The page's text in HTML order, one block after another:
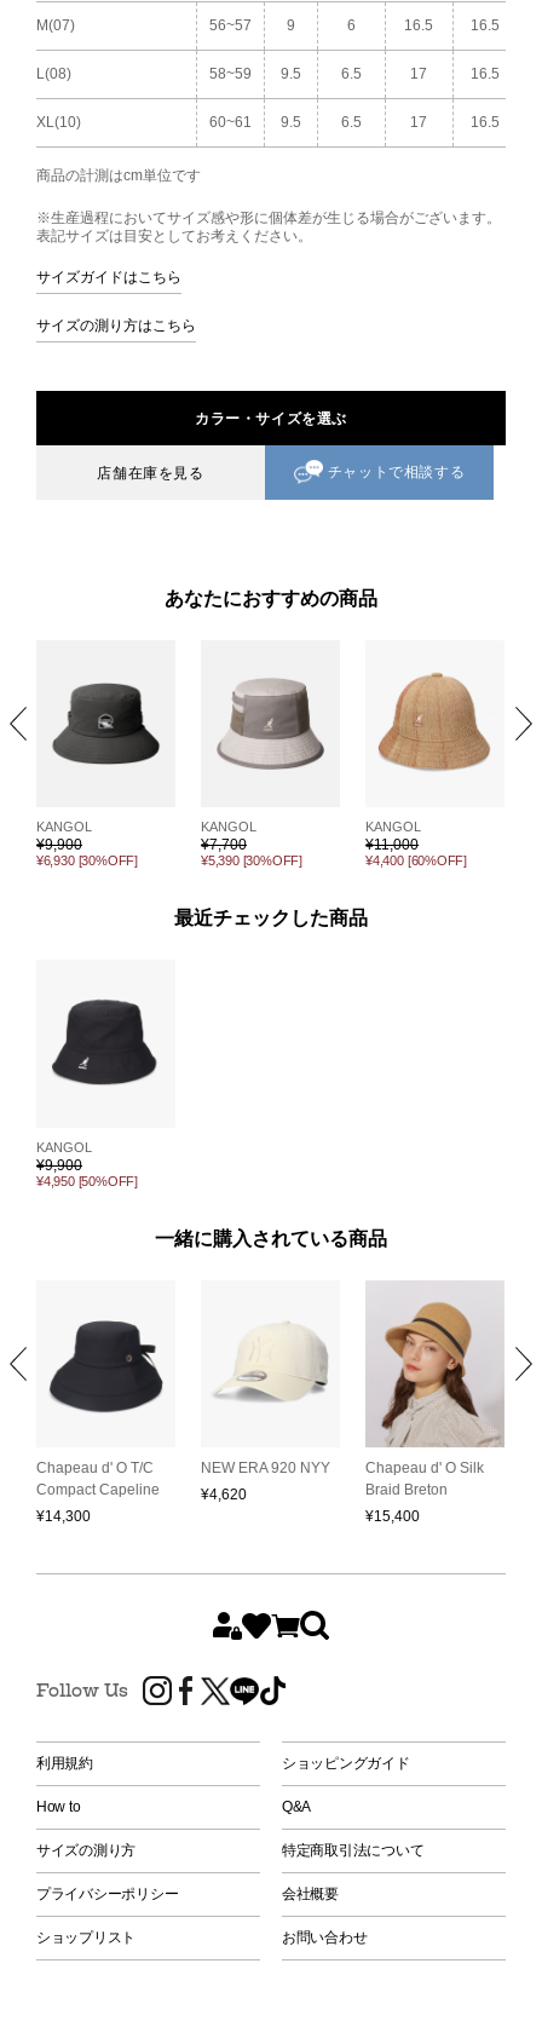
M(07) 56~57 9 6 16.5 16.5
L(08) 58~59 9.5 6.5 17 16.5
XL(10) 60~61 9.5 6.5 17 16.5
商品の計測はcm単位です
※生産過程においてサイズ感や形に個体差が生じる場合がございます。
表記サイズは目安としてお考えください。
サイズガイドはこちら
サイズの測り方はこちら
カラー・サイズを選ぶ
店舗在庫を見る チャットで相談する
あなたにおすすめの商品
KANGOL
¥9,900
¥6,930 [30%OFF]
KANGOL
¥7,700
¥5,390 [30%OFF]
KANGOL
¥11,000
¥4,400 [60%OFF]
最近チェックした商品
KANGOL
¥9,900
¥4,950 [50%OFF]
一緒に購入されている商品
Chapeau d' O T/C
Compact Capeline
¥14,300
NEW ERA 920 NYY
¥4,620
Chapeau d' O Silk
Braid Breton
¥15,400
Follow Us
利用規約 ショッピングガイド
How to Q&A
サイズの測り方 特定商取引法について
プライバシーポリシー 会社概要
ショップリスト お問い合わせ